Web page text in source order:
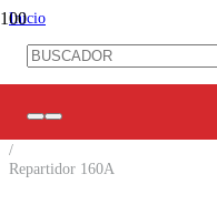
Inicio
Control Industrial
/
Repartidor 160A